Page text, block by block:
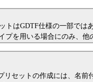
トはGDTF仕様の一部で
プを用いる場合にのみ、
リセットの作成には、名前